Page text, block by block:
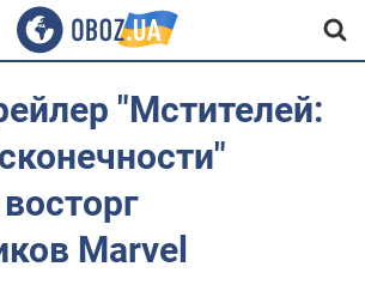
"Мстителей:
Marvel